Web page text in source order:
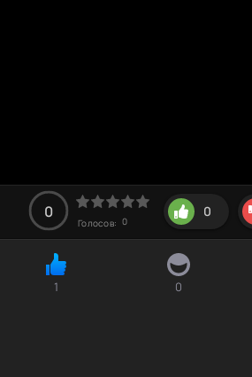
0
Голосов: 0
0
1 0